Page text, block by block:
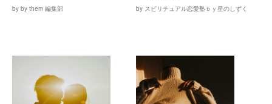
by by them 編集部 by スピリチュアル恋愛塾ｂｙ星のしずく